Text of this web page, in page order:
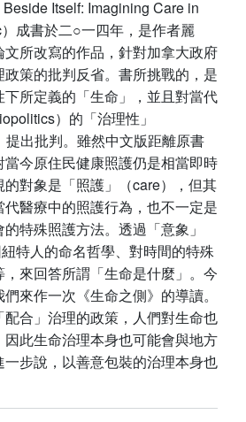
Beside Itself: Imagining Care in
成書於二○一四年，是作者麗
所改寫的作品，針對加拿大政府
策的批判反省。書所挑戰的，是
所定義的「生命」，並且對當代
）的「治理性」
提出批判。雖然中文版距離原書
今原住民健康照護仍是相當即時
對象是「照護」（care），但其
醫療中的照護行為，也不一定是
特殊照護方法。透過「意象」
紐特人的命名哲學、對時間的特殊
來回答所謂「生命是什麼」。今
來作一次《生命之側》的導讀。
合」治理的政策，人們對生命也
此生命治理本身也可能會與地方
步說，以善意包裝的治理本身也